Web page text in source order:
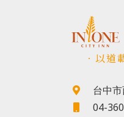
．以道
台中
04-